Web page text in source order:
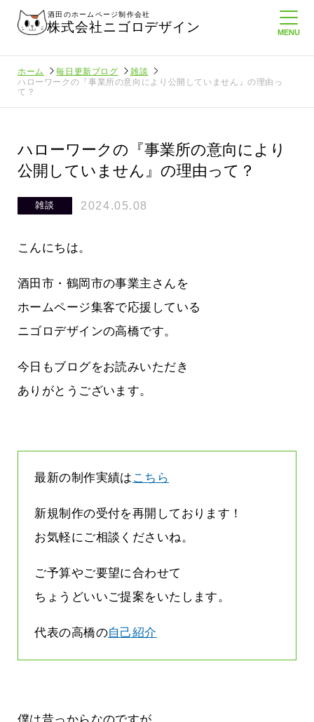
酒田のホームページ制作会社
株式会社ニゴロデザイン
ホーム 毎日更新ブログ
雑談
ハローワークの『事業所の意向により公開していません』の理由っ
て？
ハローワークの『事業所の意向により
公開していません』の理由って？
雑談 2024.05.08
こんにちは。
酒田市・鶴岡市の事業主さんを
ホームページ集客で応援している
ニゴロデザインの高橋です。
今日もブログをお読みいただき
ありがとうございます。
最新の制作実績は こちら
新規制作の受付を再開しております！
お気軽にご相談くださいね。
ご予算やご要望に合わせて
ちょうどいいご提案をいたします。
代表の高橋の自己紹介
負けない
メンタルに来る～！想定してたより利
益が残らない仕事になってしまって
た…
2026.07.29